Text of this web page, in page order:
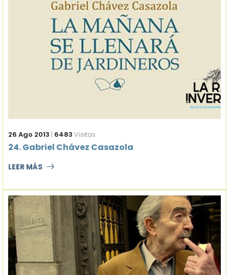
26 Ago 2013 | 6483 Visitas
24. Gabriel Chávez Casazola
LEER MÁS